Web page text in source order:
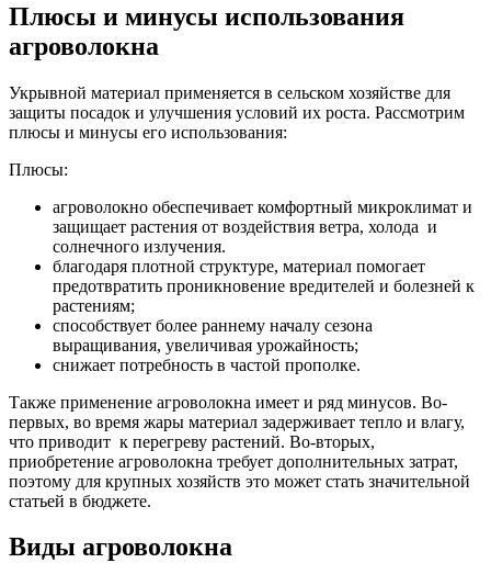
Плюсы и минусы использования
агроволокна
Укрывной материал применяется в сельском хозяйстве для
защиты посадок и улучшения условий их роста. Рассмотрим
плюсы и минусы его использования:
Плюсы:
агроволокно обеспечивает комфортный микроклимат и
защищает растения от воздействия ветра, холода и
солнечного излучения.
благодаря плотной структуре, материал помогает
предотвратить проникновение вредителей и болезней к
растениям;
способствует более раннему началу сезона
выращивания, увеличивая урожайность;
снижает потребность в частой прополке.
Также применение агроволокна имеет и ряд минусов. Во-
первых, во время жары материал задерживает тепло и влагу,
что приводит к перегреву растений. Во-вторых,
приобретение агроволокна требует дополнительных затрат,
поэтому для крупных хозяйств это может стать значительной
статьей в бюджете.
Виды агроволокна